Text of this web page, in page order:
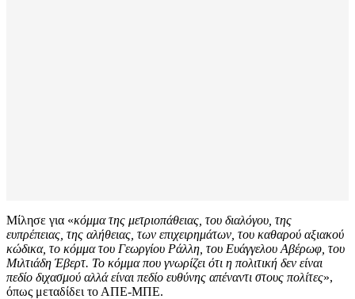
Μίλησε για «κόμμα της μετριοπάθειας, του διαλόγου, της
ευπρέπειας, της αλήθειας, των επιχειρημάτων, του καθαρού αξιακού
κώδικα, το κόμμα του Γεωργίου Ράλλη, του Ευάγγελου Αβέρωφ, του
Μιλτιάδη Έβερτ. Το κόμμα που γνωρίζει ότι η πολιτική δεν είναι
πεδίο διχασμού αλλά είναι πεδίο ευθύνης απέναντι στους πολίτες»,
όπως μεταδίδει το ΑΠΕ-ΜΠΕ.